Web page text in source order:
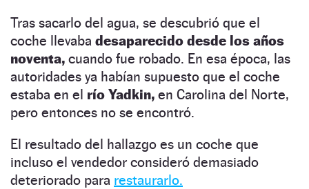
Tras sacarlo del agua, se descubrió que el
coche llevaba desaparecido desde los años
noventa, cuando fue robado. En esa época, las
autoridades ya habían supuesto que el coche
estaba en el río Yadkin, en Carolina del Norte,
pero entonces no se encontró.
El resultado del hallazgo es un coche que
incluso el vendedor consideró demasiado
deteriorado para restaurarlo.